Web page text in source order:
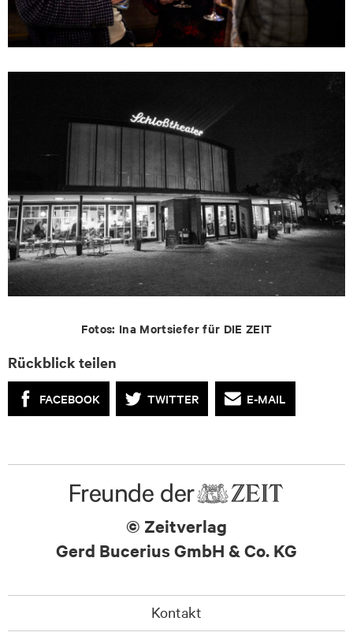
Fotos: Ina Mortsiefer für DIE ZEIT
Rückblick teilen
FACEBOOK TWITTER E-MAIL
© Zeitverlag
Gerd Bucerius GmbH & Co. KG
Kontakt